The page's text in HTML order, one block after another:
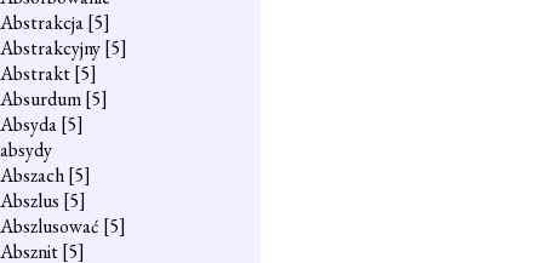
Abstrakcja[5]
Abstrakcyjny[5]
Abstrakt[5]
Absurdum[5]
Absyda[5]
absydy
Abszach[5]
Abszlus [5]
Abszlusować [5]
Absznit[5]